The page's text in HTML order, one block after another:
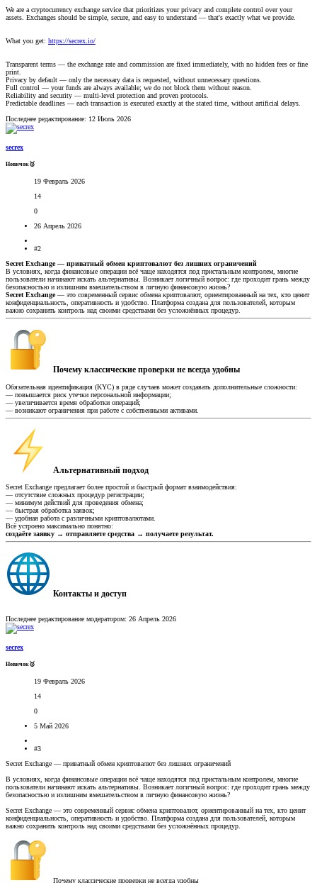
We are a cryptocurrency exchange service that prioritizes your privacy and complete control over your
assets. Exchanges should be simple, secure, and easy to understand — that's exactly what we provide.
What you get: https://secrex.io/
Transparent terms — the exchange rate and commission are fixed immediately, with no hidden fees or fine
print.
Privacy by default — only the necessary data is requested, without unnecessary questions.
Full control — your funds are always available; we do not block them without reason.
Reliability and security — multi-level protection and proven protocols.
Predictable deadlines — each transaction is executed exactly at the stated time, without artificial delays.
Последнее редактирование: 12 Июль 2026
secrex
Новичок🥇
19 Февраль 2026
14
0
26 Апрель 2026
#2
Secret Exchange — приватный обмен криптовалют без лишних ограничений
В условиях, когда финансовые операции всё чаще находятся под пристальным контролем, многие
пользователи начинают искать альтернативы. Возникает логичный вопрос: где проходит грань между
безопасностью и излишним вмешательством в личную финансовую жизнь?
Secret Exchange— это современный сервис обмена криптовалют, ориентированный на тех, кто ценит
конфиденциальность, оперативность и удобство. Платформа создана для пользователей, которым
важно сохранить контроль над своими средствами без усложнённых процедур.
Почему классические проверки не всегда удобны​
Обязательная идентификация (KYC) в ряде случаев может создавать дополнительные сложности:
— повышается риск утечки персональной информации;
— увеличивается время обработки операций;
— возникают ограничения при работе с собственными активами.
Альтернативный подход​
Secret Exchange предлагает более простой и быстрый формат взаимодействия:
— отсутствие сложных процедур регистрации;
— минимум действий для проведения обмена;
— быстрая обработка заявок;
— удобная работа с различными криптовалютами.
Всё устроено максимально понятно:
создаёте заявку → отправляете средства → получаете результат.
Контакты и доступ​
Последнее редактирование модератором: 26 Апрель 2026
secrex
Новичок🥇
19 Февраль 2026
14
0
5 Май 2026
#3
Secret Exchange — приватный обмен криптовалют без лишних ограничений
В условиях, когда финансовые операции всё чаще находятся под пристальным контролем, многие
пользователи начинают искать альтернативы. Возникает логичный вопрос: где проходит грань между
безопасностью и излишним вмешательством в личную финансовую жизнь?
Secret Exchange — это современный сервис обмена криптовалют, ориентированный на тех, кто ценит
конфиденциальность, оперативность и удобство. Платформа создана для пользователей, которым
важно сохранить контроль над своими средствами без усложнённых процедур.
Почему классические проверки не всегда удобны